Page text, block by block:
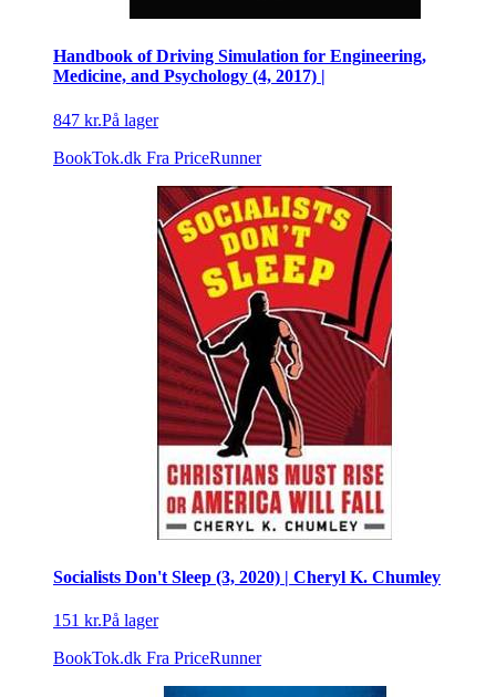
Handbook of Driving Simulation for Engineering,
Medicine, and Psychology (4, 2017) |
847 kr.På lager
BookTok.dk Fra PriceRunner
Socialists Don't Sleep (3, 2020) | Cheryl K. Chumley
151 kr.På lager
BookTok.dk Fra PriceRunner